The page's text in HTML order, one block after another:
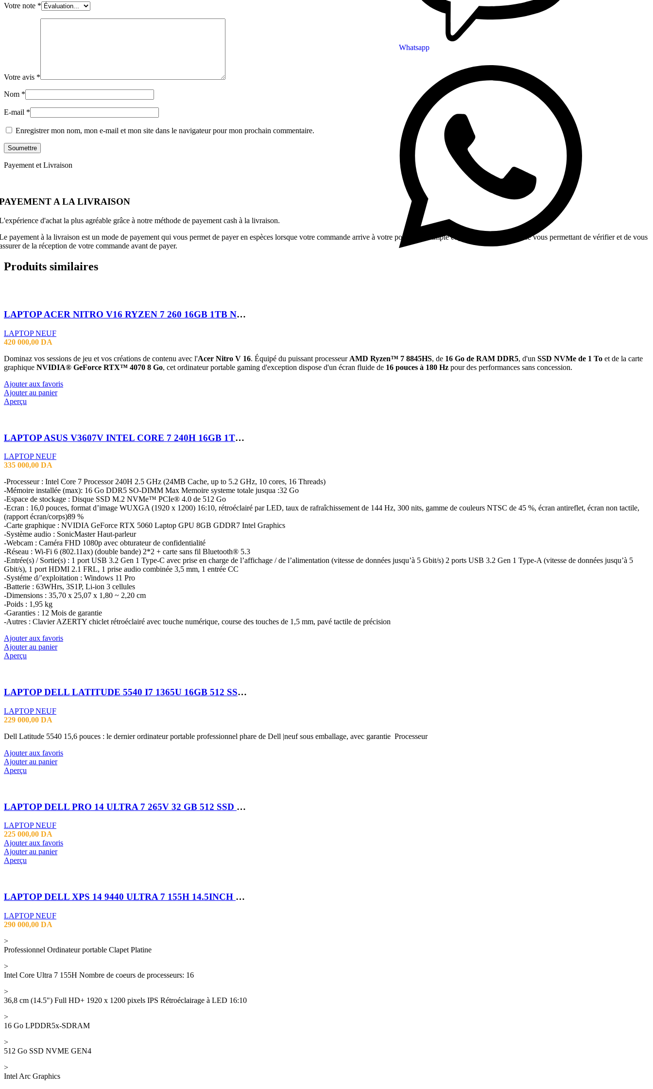
Whatsapp
Votre note *
Votre avis *
Nom *
E-mail *
Enregistrer mon nom, mon e-mail et mon site dans le navigateur pour mon prochain commentaire.
Payement et Livraison
A LA LIVRAISON
d'achat la plus agréable grâce à notre méthode de payement cash à la livraison.
payement à la livraison est un mode de payement qui vous permet de payer en espèces lorsque votre commande arrive à votre porte, c'est simple et pratique et sans surprise vous permettant de vérifier et de vous
de la réception de votre commande avant de payer.
Produits similaires
LAPTOP ACER NITRO V16 RYZEN 7 260 16GB 1TB NVME RTX 5070 8GB 16 180HZ
LAPTOP NEUF
420 000,00 DA
Dominaz vos sessions de jeu et vos créations de contenu avec l'Acer Nitro V 16. Équipé du puissant processeur AMD Ryzen™ 7 8845HS, de 16 Go de RAM DDR5, d'un SSD NVMe de 1 To et de la carte
graphique NVIDIA® GeForce RTX™ 4070 8 Go, cet ordinateur portable gaming d'exception dispose d'un écran fluide de 16 pouces à 180 Hz pour des performances sans concession.
Ajouter aux favoris
Ajouter au panier
Aperçu
LAPTOP ASUS V3607V INTEL CORE 7 240H 16GB 1TB SSD RTX 5060 8GB 16 FHD
LAPTOP NEUF
335 000,00 DA
-Processeur : Intel Core 7 Processor 240H 2.5 GHz (24MB Cache, up to 5.2 GHz, 10 cores, 16 Threads)
-Mémoire installée (max): 16 Go DDR5 SO-DIMM Max Memoire systeme totale jusqua :32 Go
-Espace de stockage : Disque SSD M.2 NVMe™ PCIe® 4.0 de 512 Go
-Ecran : 16,0 pouces, format d’image WUXGA (1920 x 1200) 16:10, rétroéclairé par LED, taux de rafraîchissement de 144 Hz, 300 nits, gamme de couleurs NTSC de 45 %, écran antireflet, écran non tactile,
(rapport écran/corps)89 %
-Carte graphique : NVIDIA GeForce RTX 5060 Laptop GPU 8GB GDDR7 Intel Graphics
-Système audio : SonicMaster Haut-parleur
-Webcam : Caméra FHD 1080p avec obturateur de confidentialité
-Réseau : Wi-Fi 6 (802.11ax) (double bande) 2*2 + carte sans fil Bluetooth® 5.3
-Entrée(s) / Sortie(s) : 1 port USB 3.2 Gen 1 Type-C avec prise en charge de l’affichage / de l’alimentation (vitesse de données jusqu’à 5 Gbit/s) 2 ports USB 3.2 Gen 1 Type-A (vitesse de données jusqu’à 5
Gbit/s), 1 port HDMI 2.1 FRL, 1 prise audio combinée 3,5 mm, 1 entrée CC
-Systéme d/’exploitation : Windows 11 Pro
-Batterie : 63WHrs, 3S1P, Li-ion 3 cellules
-Dimensions : 35,70 x 25,07 x 1,80 ~ 2,20 cm
-Poids : 1,95 kg
-Garanties : 12 Mois de garantie
-Autres : Clavier AZERTY chiclet rétroéclairé avec touche numérique, course des touches de 1,5 mm, pavé tactile de précision
Ajouter aux favoris
Ajouter au panier
Aperçu
LAPTOP DELL LATITUDE 5540 I7 1365U 16GB 512 SSD 15.6 M
LAPTOP NEUF
229 000,00 DA
Dell Latitude 5540 15,6 pouces : le dernier ordinateur portable professionnel phare de Dell |neuf sous emballage, avec garantie Processeur
Ajouter aux favoris
Ajouter au panier
Aperçu
LAPTOP DELL PRO 14 ULTRA 7 265V 32 GB 512 SSD 14 FHD
LAPTOP NEUF
225 000,00 DA
Ajouter aux favoris
Ajouter au panier
Aperçu
LAPTOP DELL XPS 14 9440 ULTRA 7 155H 14.5INCH FHD+ 16GB 512GB SSD 6 CELL WLAN BACKLIT KB W11P 1YPS
LAPTOP NEUF
290 000,00 DA
>
Professionnel Ordinateur portable Clapet Platine
>
Intel Core Ultra 7 155H Nombre de coeurs de processeurs: 16
>
36,8 cm (14.5") Full HD+ 1920 x 1200 pixels IPS Rétroéclairage à LED 16:10
>
16 Go LPDDR5x-SDRAM
>
512 Go SSD NVME GEN4
>
Intel Arc Graphics